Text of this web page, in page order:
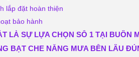
lắp đặt hoàn thiện
bảo hành
LÀ SỰ LỰA CHỌN SỐ 1 TẠI BUÔN
BẠT CHE NẮNG MƯA BỀN LÂU